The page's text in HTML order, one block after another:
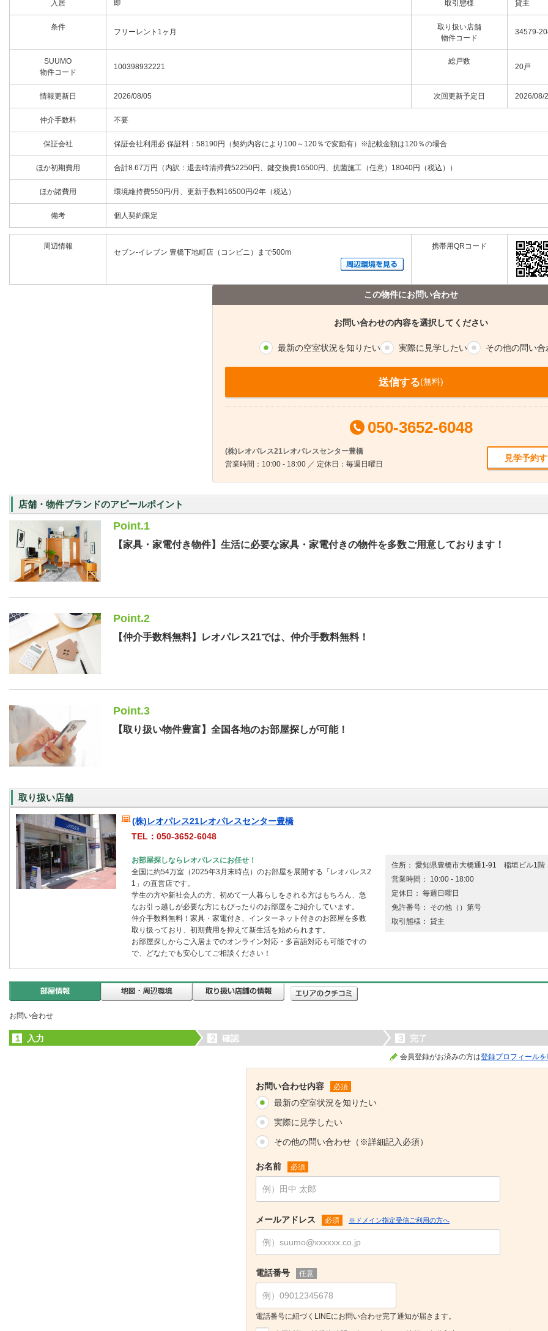
入居 即 取引態様 貸主
条件
フリーレント1ヶ月
取り扱い店舗
物件コード
34579-
SUUMO
物件コード
100398932221
総戸数
20戸
情報更新日 2026/08/05 次回更新予定日 2026/08/
仲介手数料 不要
保証会社 保証会社利用必 保証料：58190円（契約内容により100～120％で変動有）※記載金額は120％の場合
ほか初期費用 合計8.67万円（内訳：退去時清掃費52250円、鍵交換費16500円、抗菌施工（任意）18040円（税込））
ほか諸費用 環境維持費550円/月、更新手数料16500円/2年（税込）
備考 個人契約限定
周辺情報
セブン-イレブン 豊橋下地町店（コンビニ）まで500m
携帯用QRコード
この物件にお問い合わせ
お問い合わせの内容を選択してください
最新の空室状況を知りたい 実際に 見学したい その他の問い合
送信する(無料)
050-3652-6048
(株)レオパレス21レオパレスセンター豊橋
営業時間：10:00 - 18:00 ／ 定休日：毎週日曜日
見学予約
店舗・物件ブランドのアピールポイント
Point.1
【家具・家電付き物件】生活に必要な家具・家電付きの物件を多数ご用意しております！
Point.2
【仲介手数料無料】レオパレス21では、仲介手数料無料！
Point.3
【取り扱い物件豊富】全国各地のお部屋探しが可能！
取り扱い店舗
(株)レオパレス21レオパレスセンター豊橋
TEL：050-3652-6048
お部屋探しならレオパレスにお任せ！
全国に約54万室（2025年3月末時点）のお部屋を展開する「レオパレス2
1」の直営店です。
学生の方や新社会人の方、初めて一人暮らしをされる方はもちろん、急
なお引っ越しが必要な方にもぴったりのお部屋をご紹介しています。
仲介手数料無料！家具・家電付き、インターネット付きのお部屋を多数
取り扱っており、初期費用を抑えて新生活を始められます。
お部屋探しからご入居までのオンライン対応・多言語対応も可能ですの
で、どなたでも安心してご相談ください！
住所： 愛知県豊橋市大橋通1-91 稲垣ビル1階
営業時間： 10:00 - 18:00
定休日： 毎週日曜日
免許番号： その他（）第号
取引態様： 貸主
お問い合わせ
１ 入力 ２ 確認 ３ 完了
会員登録がお済みの方は登録プロフィール
お問い合わせ内容 必須
最新の空室状況を知りたい
実際に見学したい
その他の問い合わせ（※詳細記入必須）
お名前 必須
メールアドレス 必須 ※ドメイン指定受信ご利用の方へ
電話番号 任意
電話番号に紐づくLINEにお問い合わせ完了通知が届きます。